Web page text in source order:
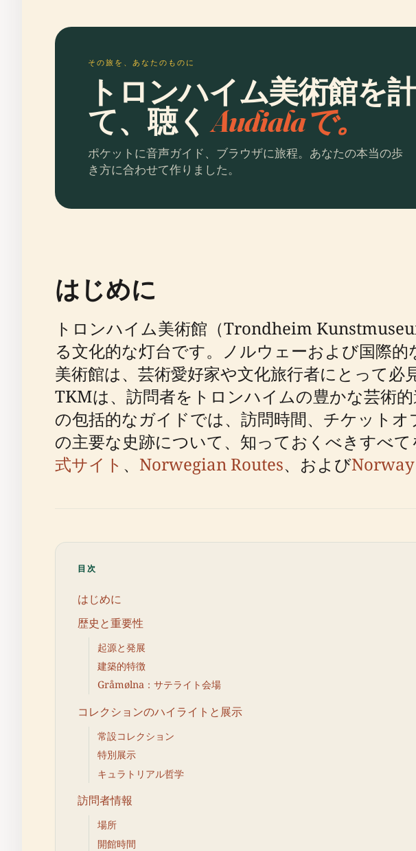
その旅を、あなたのものに
トロンハイム美術館を
て、聴くAudialaで。
ポケットに音声ガイド、ブラウザに旅程。あなたの本当の歩
き方に合わせて作りました。
はじめに
トロンハイム美術館（Trondheim
る文化的な灯台です。ノルウェーおよび国際
美術館は、芸術愛好家や文化旅行者にとって
TKMは、訪問者をトロンハイムの豊かな芸術
の包括的なガイドでは、訪問時間、チケット
の主要な史跡について、知っておくべきすべて
式サイト 、 Norwegian Routes、および
目次
はじめに
歴史と重要性
起源と発展
建築的特徴
Gråmølna：サテライト会場
コレクションのハイライトと展示
常設コレクション
特別展示
キュラトリアル哲学
訪問者情報
場所
開館時間